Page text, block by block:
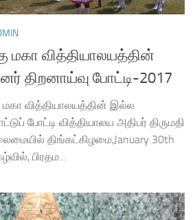
வித்தியாலயத்தின்
திறனாய்வு போட்டி-2017
வித்தியாலயத்தின் இல்ல
போட்டி வித்தியாலய அதிபர் திருமதி
திங்கட்கிழமை,January 30th
பிரதம...